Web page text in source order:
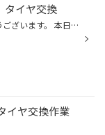
タイヤ交換
いつもご利用ありがとうございます。 本日ご紹介はこちら。 車種：スバル フォレスター タイヤ：TOPRUN 235/55R18 お困り事：タイヤが古いので変えたい 交換前のタイヤは、経年により溝も少なく固くなっていました。 今回は、TOPRUNというタイヤをご注文いただきました。 ご来店頂きありがとうござ...
イヤ交換作業